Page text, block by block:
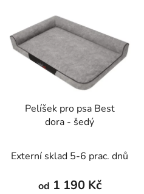
Pelíšek pro psa Best
dora - šedý
Externí sklad 5-6 prac. dnů
od 1 190 Kč